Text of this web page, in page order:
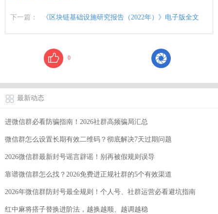
下一篇： 《区块链基础设施研究报告（2022年）》电子版全文
0
最新动态
进微信群必看防骗指南！2026社群高频骗局汇总
微信群怎么设置长期有效二维码？彻底解决7天过期问题
2026微信群最新封号谣言辟谣！别再被假规则误导
靠谱微信群怎么找？2026免费进正规社群的5个有效渠道
2026年微信群防封号最全规则！个人号、社群运营必看避坑指南
红中麻将搭子替换进阶法，越换越顺、越调越稳